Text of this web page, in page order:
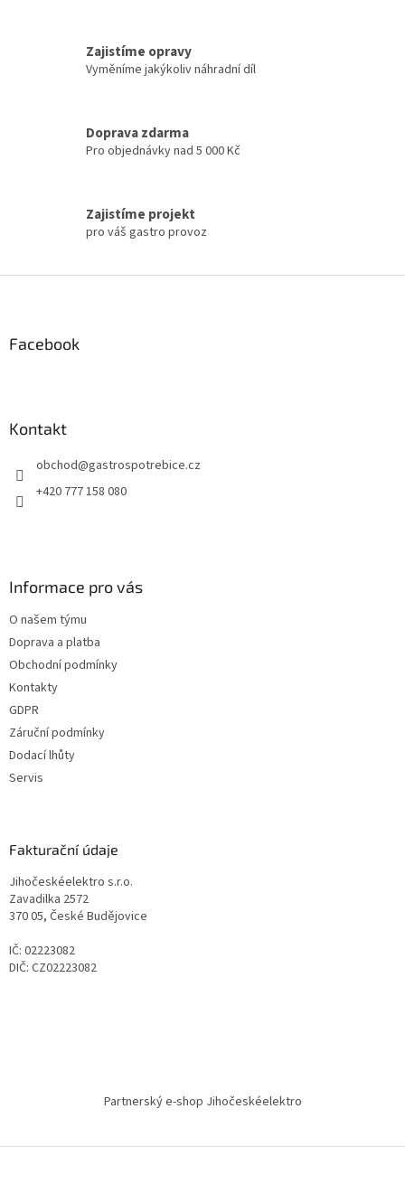
y
i
s
Zajistíme opravy
Vyměníme jakýkoliv náhradní díl
Doprava zdarma
Pro objednávky nad 5 000 Kč
Zajistíme projekt
pro váš gastro provoz
Facebook
Kontakt
obchod@gastrospotrebice.cz
+420 777 158 080
Informace pro vás
O našem týmu
Doprava a platba
Obchodní podmínky
Kontakty
GDPR
Záruční podmínky
Dodací lhůty
Servis
Fakturační údaje
Jihočeskéelektro s.r.o.
Zavadilka 2572
370 05, České Budějovice
IČ: 02223082
DIČ: CZ02223082
Partnerský e-shop Jihočeskéelektro